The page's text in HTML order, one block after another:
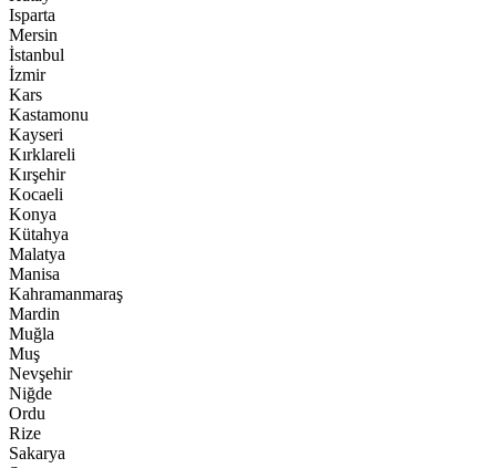
Isparta
Mersin
İstanbul
İzmir
Kars
Kastamonu
Kayseri
Kırklareli
Kırşehir
Kocaeli
Konya
Kütahya
Malatya
Manisa
Kahramanmaraş
Mardin
Muğla
Muş
Nevşehir
Niğde
Ordu
Rize
Sakarya